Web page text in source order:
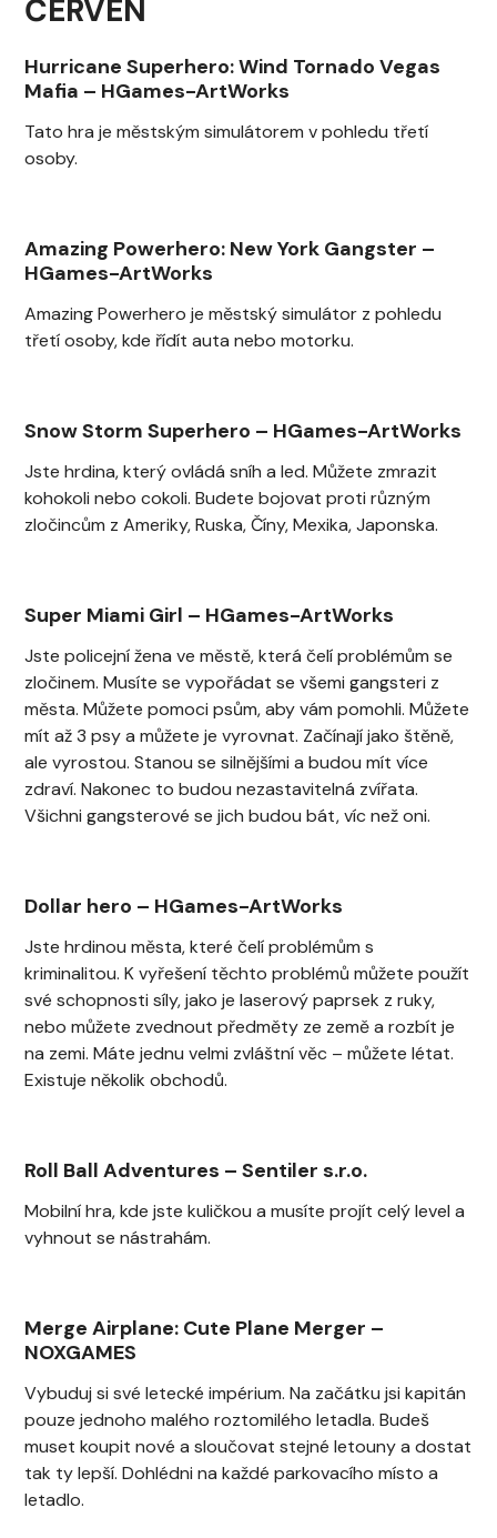
ČERVEN
Hurricane Superhero: Wind Tornado Vegas
Mafia – HGames-ArtWorks
Tato hra je městským simulátorem v pohledu třetí
osoby.
Amazing Powerhero: New York Gangster –
HGames-ArtWorks
Amazing Powerhero je městský simulátor z pohledu
třetí osoby, kde řídít auta nebo motorku.
Snow Storm Superhero – HGames-ArtWorks
Jste hrdina, který ovládá sníh a led. Můžete zmrazit
kohokoli nebo cokoli. Budete bojovat proti různým
zločincům z Ameriky, Ruska, Číny, Mexika, Japonska.
Super Miami Girl – HGames-ArtWorks
Jste policejní žena ve městě, která čelí problémům se
zločinem. Musíte se vypořádat se všemi gangsteri z
města. Můžete pomoci psům, aby vám pomohli. Můžete
mít až 3 psy a můžete je vyrovnat. Začínají jako štěně,
ale vyrostou. Stanou se silnějšími a budou mít více
zdraví. Nakonec to budou nezastavitelná zvířata.
Všichni gangsterové se jich budou bát, víc než oni.
Dollar hero – HGames-ArtWorks
Jste hrdinou města, které čelí problémům s
kriminalitou. K vyřešení těchto problémů můžete použít
své schopnosti síly, jako je laserový paprsek z ruky,
nebo můžete zvednout předměty ze země a rozbít je
na zemi. Máte jednu velmi zvláštní věc – můžete létat.
Existuje několik obchodů.
Roll Ball Adventures – Sentiler s.r.o.
Mobilní hra, kde jste kuličkou a musíte projít celý level a
vyhnout se nástrahám.
Merge Airplane: Cute Plane Merger –
NOXGAMES
Vybuduj si své letecké impérium. Na začátku jsi kapitán
pouze jednoho malého roztomilého letadla. Budeš
muset koupit nové a sloučovat stejné letouny a dostat
tak ty lepší. Dohlédni na každé parkovacího místo a
letadlo.